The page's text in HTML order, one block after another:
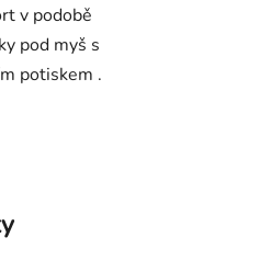
v podobě
pod myš s
potiskem .